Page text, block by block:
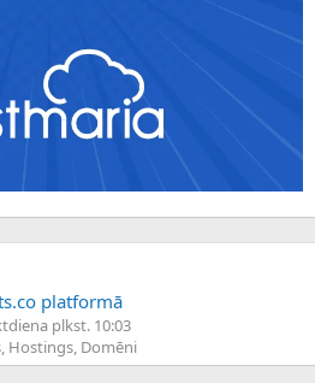
platformā
plkst. 10:03
Hostings, Domēni